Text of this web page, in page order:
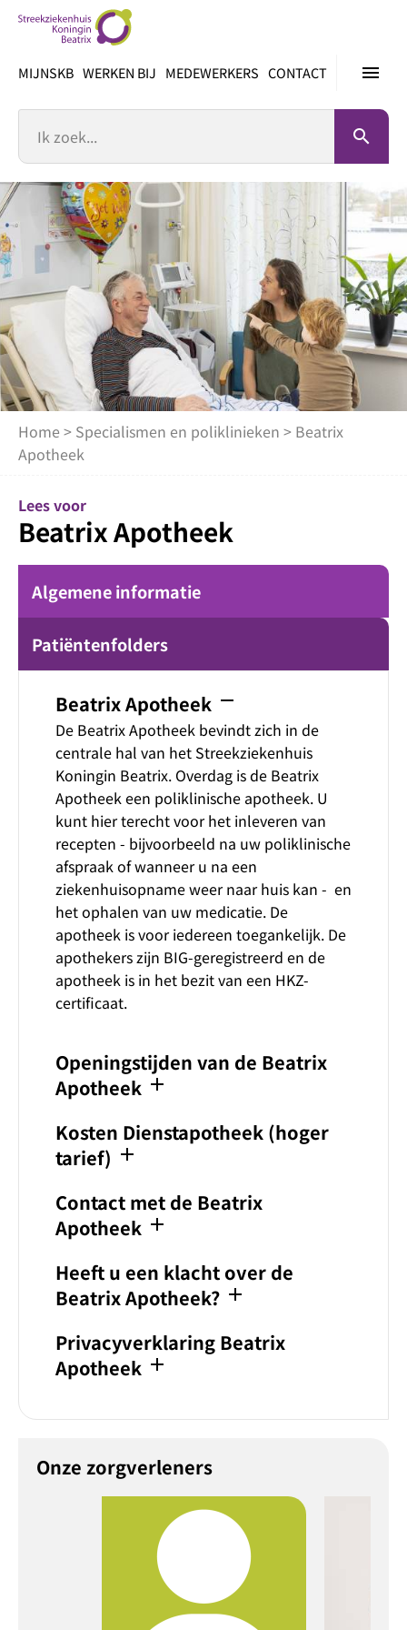
inhoud
menu
MIJNSKB WERKEN BIJ MEDEWERKERS CONTACT
search
Home > Specialismen en poliklinieken > Beatrix
Apotheek
Lees voor
Beatrix Apotheek
Algemene informatie
Patiëntenfolders
Beatrix Apotheek remove
De Beatrix Apotheek bevindt zich in de
centrale hal van het Streekziekenhuis
Koningin Beatrix. Overdag is de Beatrix
Apotheek een poliklinische apotheek. U
kunt hier terecht voor het inleveren van
recepten - bijvoorbeeld na uw poliklinische
afspraak of wanneer u na een
ziekenhuisopname weer naar huis kan - en
het ophalen van uw medicatie. De
apotheek is voor iedereen toegankelijk. De
apothekers zijn BIG-geregistreerd en de
apotheek is in het bezit van een HKZ-
certificaat.
Openingstijden van de Beatrix
Apotheek add
Kosten Dienstapotheek (hoger
tarief) add
Contact met de Beatrix
Apotheek add
Heeft u een klacht over de
Beatrix Apotheek? add
Privacyverklaring Beatrix
Apotheek add
Onze zorgverleners